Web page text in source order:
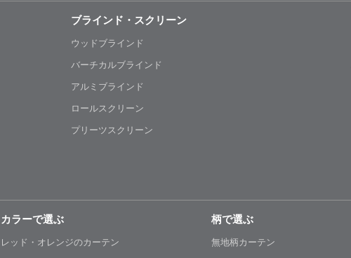
ブラインド・スクリーン
ウッドブラインド
バーチカルブラインド
アルミブラインド
ロールスクリーン
プリーツスクリーン
カラーで選ぶ
レッド・オレンジのカーテン
柄で選ぶ
無地柄カーテン